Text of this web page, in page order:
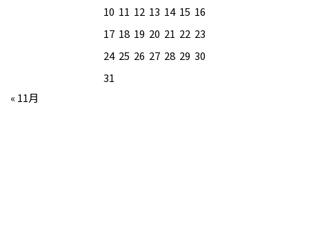
10 11 12 13 14 15 16
17 18 19 20 21 22 23
24 25 26 27 28 29 30
31
« 11月